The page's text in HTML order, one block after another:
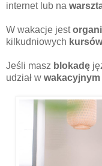
internet lub na
W wakacje jest
kilkudniowych kursów
Jeśli masz blokadę
udział w wakacyjnym